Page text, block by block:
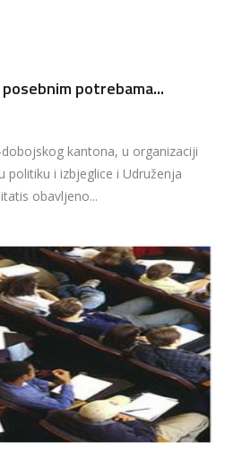
potrebama...
kantona, u organizaciji
politiku i izbjeglice i Udruženja
obavljeno...